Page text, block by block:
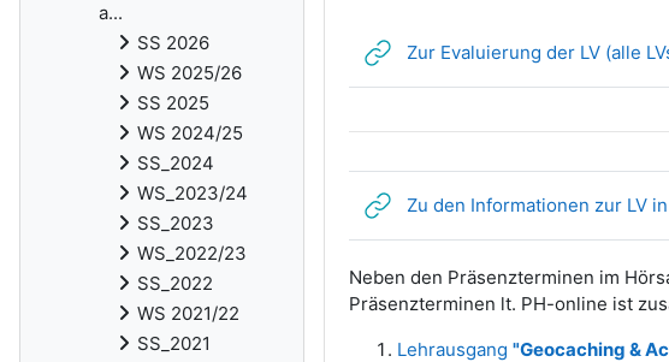
Zur Evaluierung der LV (alle
Zu den Informationen zur LV
Neben den Präsenzterminen im
Präsenzterminen lt. PH-online ist
Lehrausgang "Geocaching &
a...
SS 2026
WS 2025/26
SS 2025
WS 2024/25
SS_2024
WS_2023/24
SS_2023
WS_2022/23
SS_2022
WS 2021/22
SS_2021